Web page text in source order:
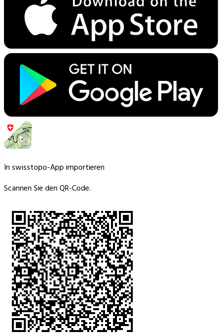
In swisstopo-App importieren
Scannen Sie den QR-Code.